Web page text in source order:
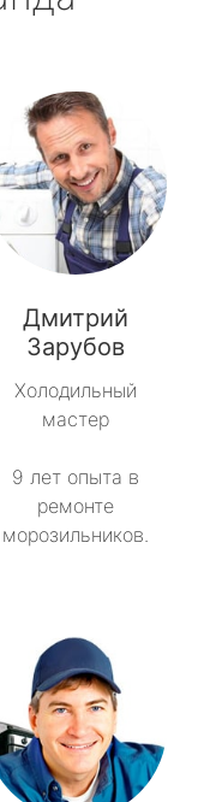
Дмитрий
Зарубов
Холодильный
мастер
9 лет опыта в
ремонте
морозильников.